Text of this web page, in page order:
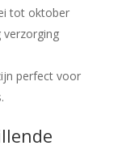
tot oktober
verzorging
perfect voor